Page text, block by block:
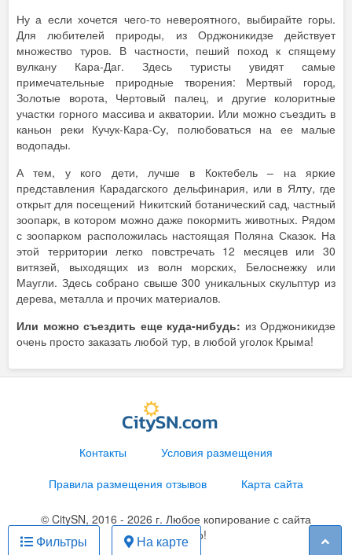
Фильтры На карте
Ну а если хочется чего-то невероятного, выбирайте горы.
Для любителей природы, из Орджоникидзе действует
множество туров. В частности, пеший поход к спящему
вулкану Кара-Даг. Здесь туристы увидят самые
примечательные природные творения: Мертвый город,
Золотые ворота, Чертовый палец, и другие колоритные
участки горного массива и акватории. Или можно съездить в
каньон реки Кучук-Кара-Су, полюбоваться на ее малые
водопады.
А тем, у кого дети, лучше в Коктебель – на яркие
представления Карадагского дельфинария, или в Ялту, где
открыт для посещений Никитский ботанический сад, частный
зоопарк, в котором можно даже покормить животных. Рядом
с зоопарком расположилась настоящая Поляна Сказок. На
этой территории легко повстречать 12 месяцев или 30
витязей, выходящих из волн морских, Белоснежку или
Маугли. Здесь собрано свыше 300 уникальных скульптур из
дерева, металла и прочих материалов.
Или можно съездить еще куда-нибудь: из Орджоникидзе
очень просто заказать любой тур, в любой уголок Крыма!
Контакты
Условия размещения
Правила размещения отзывов
Карта сайта
© CitySN, 2016 - 2026 г. Любое копирование с сайта
запрещено!